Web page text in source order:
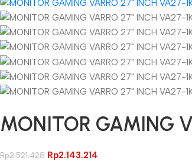
MONITOR GAMING
Rp2.521.428 Rp2.143.214